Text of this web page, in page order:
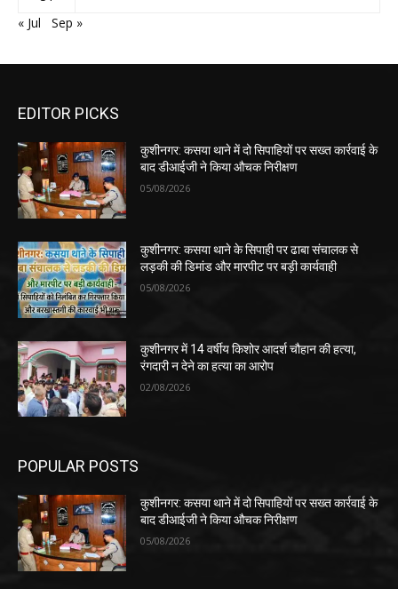
« Jul
Sep »
EDITOR PICKS
कुशीनगर: कसया थाने में दो सिपाहियों पर सख्त कार्रवाई के
बाद डीआईजी ने किया औचक निरीक्षण
05/08/2026
कुशीनगर: कसया थाने के सिपाही पर ढाबा संचालक से
लड़की की डिमांड और मारपीट पर बड़ी कार्यवाही
05/08/2026
कुशीनगर में 14 वर्षीय किशोर आदर्श चौहान की हत्या,
रंगदारी न देने का हत्या का आरोप
02/08/2026
POPULAR POSTS
कुशीनगर: कसया थाने में दो सिपाहियों पर सख्त कार्रवाई के
बाद डीआईजी ने किया औचक निरीक्षण
05/08/2026